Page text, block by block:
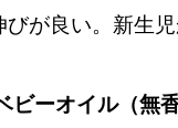
びが良い。新生
ビーオイル（無香